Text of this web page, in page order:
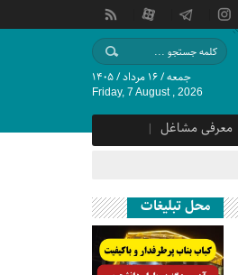
جمعه / ۱۶ مرداد / ۱۴۰۵
Friday, 7 August , 2026
معرفی مشاغل
محل تبلیغات